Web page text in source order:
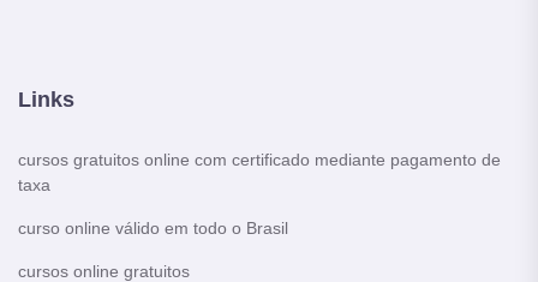
Links
cursos gratuitos online com certificado mediante pagamento de
taxa
curso online válido em todo o Brasil
cursos online gratuitos